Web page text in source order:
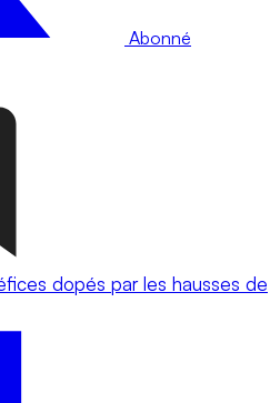
Abonné
dopés par les hausses de